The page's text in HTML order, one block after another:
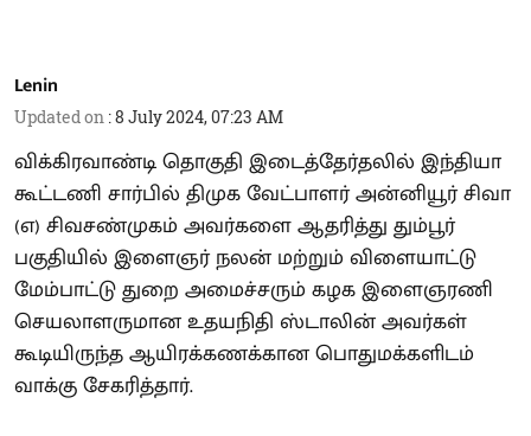
Lenin
Updated on :8 July 2024, 07:23 AM
விக்கிரவாண்டி தொகுதி இடைத்தேர்தலில் இந்தியா
கூட்டணி சார்பில் திமுக வேட்பாளர் அன்னியூர் சிவா
(எ) சிவசண்முகம் அவர்களை ஆதரித்து தும்பூர்
பகுதியில் இளைஞர் நலன் மற்றும் விளையாட்டு
மேம்பாட்டு துறை அமைச்சரும் கழக இளைஞரணி
செயலாளருமான உதயநிதி ஸ்டாலின் அவர்கள்
கூடியிருந்த ஆயிரக்கணக்கான பொதுமக்களிடம்
வாக்கு சேகரித்தார்.